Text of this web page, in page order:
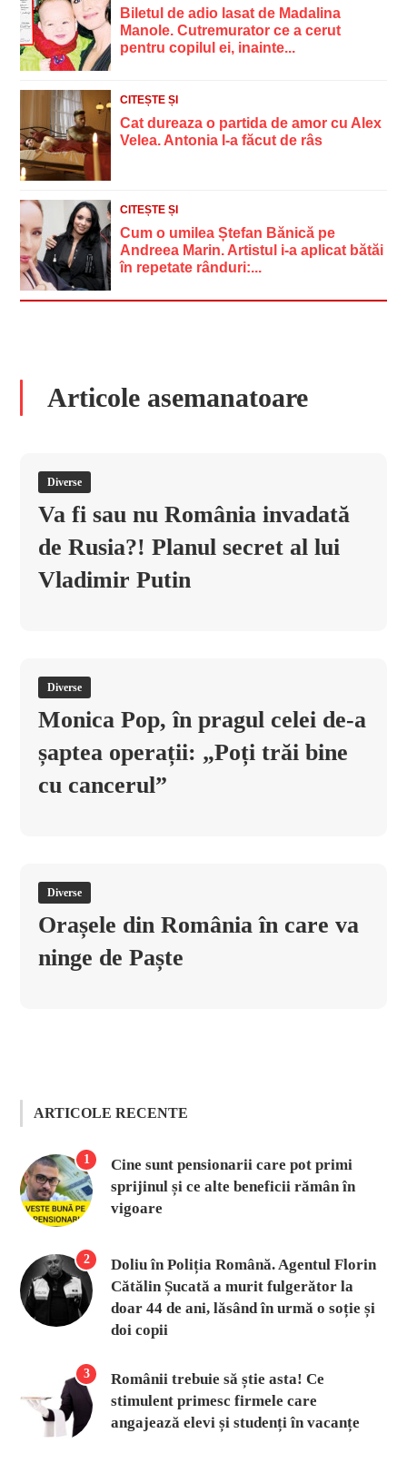
Biletul de adio lasat de Madalina
Manole. Cutremurator ce a cerut
pentru copilul ei, inainte...
CITEȘTE ȘI
Cat dureaza o partida de amor cu Alex
Velea. Antonia l-a făcut de râs
CITEȘTE ȘI
Cum o umilea Ștefan Bănică pe
Andreea Marin. Artistul i-a aplicat bătăi
în repetate rânduri:...
Articole asemanatoare
Diverse
Va fi sau nu România invadată
de Rusia?! Planul secret al lui
Vladimir Putin
Diverse
Monica Pop, în pragul celei de-a
șaptea operații: „Poți trăi bine
cu cancerul”
Diverse
Orașele din România în care va
ninge de Paște
ARTICOLE RECENTE
1
Cine sunt pensionarii care pot primi
sprijinul și ce alte beneficii rămân în
vigoare
2
Doliu în Poliția Română. Agentul Florin
Cătălin Șucată a murit fulgerător la
doar 44 de ani, lăsând în urmă o soție și
doi copii
3
Românii trebuie să știe asta! Ce
stimulent primesc firmele care
angajează elevi și studenți în vacanțe